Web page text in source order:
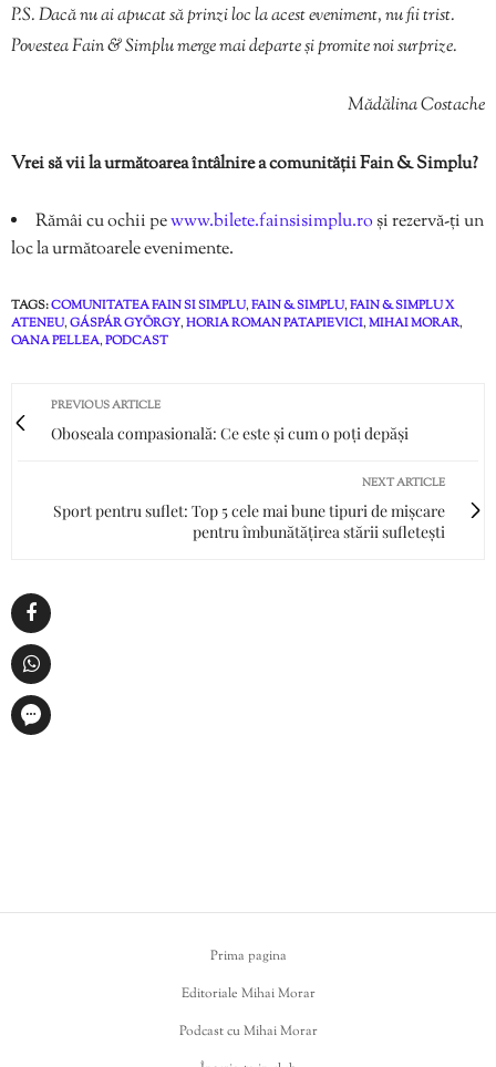
P.S. Dacă nu ai apucat să prinzi loc la acest eveniment, nu fii trist.
Povestea Fain & Simplu merge mai departe și promite noi surprize.
Mădălina Costache
Vrei să vii la următoarea întâlnire a comunității Fain & Simplu?
Rămâi cu ochii pewww.bilete.fainsisimplu.roși rezervă-ți un
loc la următoarele evenimente.
TAGS:COMUNITATEA FAIN SI SIMPLU,FAIN & SIMPLU,FAIN & SIMPLU X
ATENEU,GÁSPÁR GYÖRGY,HORIA ROMAN PATAPIEVICI,MIHAI MORAR,
OANA PELLEA,PODCAST
PREVIOUS ARTICLE
Oboseala compasională: Ce este și cum o poți depăși
NEXT ARTICLE
Sport pentru suflet: Top 5 cele mai bune tipuri de mișcare
pentru îmbunătățirea stării sufletești
Prima pagina
Editoriale Mihai Morar
Podcast cu Mihai Morar